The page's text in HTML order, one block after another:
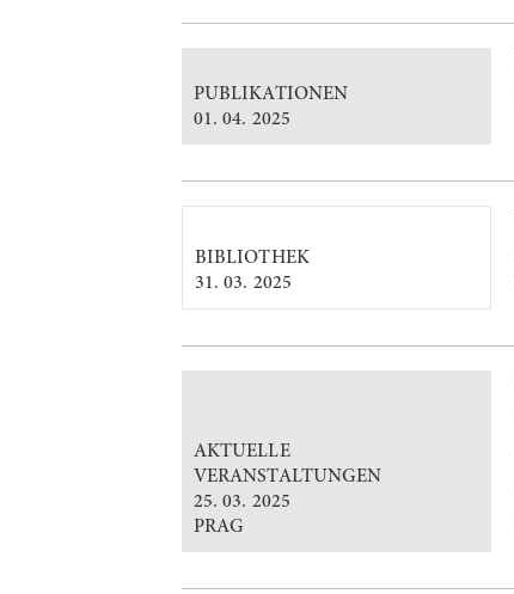
PUBLIKATIONEN
01. 04. 2025
BIBLIOTHEK
31. 03. 2025
AKTUELLE
VERANSTALTUNGEN
25. 03. 2025
PRAG